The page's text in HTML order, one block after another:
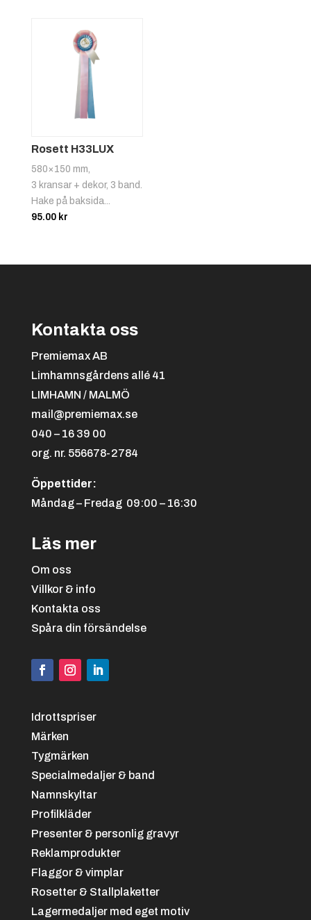
Hästhuvud Gul
Hästhuvud Lila
Rosett H33LUX
580×150 mm,
3 kransar + dekor, 3 band.
Hake på baksida...
95.00 kr
Kontakta oss
Premiemax AB
Limhamnsgårdens allé 41
LIMHAMN / MALMÖ
mail@premiemax.se
040 – 16 39 00
org. nr. 556678-2784
Öppettider:
Måndag – Fredag 09:00 – 16:30
Läs mer
Om oss
Villkor & info
Kontakta oss
Spåra din försändelse
Idrottspriser
Märken
Tygmärken
Specialmedaljer & band
Namnskyltar
Profilkläder
Presenter & personlig gravyr
Reklamprodukter
Flaggor & vimplar
Rosetter & Stallplaketter
Lagermedaljer med eget motiv